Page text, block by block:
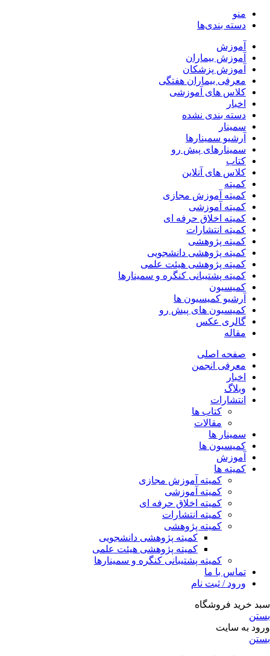
منو
دسته بندی‌ها
آموزش
آموزش بیماران
آموزش پزشکان
معرفی بیماران هفتگی
کلاس های آموزشی
اخبار
دسته بندی نشده
سمینار
آرشیو سمینارها
سمینارهای پیش رو
کتاب
کلاس های آنلاین
کمیته
کمیته آموزش مجازی
کمیته آموزشی
کمیته اخلاق حرفه ای
کمیته انتشارات
کمیته پژوهشی
کمیته پژوهشی دانشجویی
کمیته پژوهشی هیئت علمی
کمیته پشتیبانی کنگره و سمینارها
کمیسیون
آرشیو کمیسیون ها
کمیسیون های پیش رو
گالری عکس
مقاله
صفحه اصلی
معرفی انجمن
اخبار
وبلاگ
انتشارات
کتاب ها
مقالات
سمینار ها
کمیسیون ها
آموزش
کمیته ها
کمیته آموزش مجازی
کمیته آموزشی
کمیته اخلاق حرفه ای
کمیته انتشارات
کمیته پژوهشی
کمیته پژوهشی دانشجویی
کمیته پژوهشی هیئت علمی
کمیته پشتیبانی کنگره و سمینارها
تماس با ما
ورود / ثبت نام
سبد خرید فروشگاه
بستن
ورود به سایت
بستن